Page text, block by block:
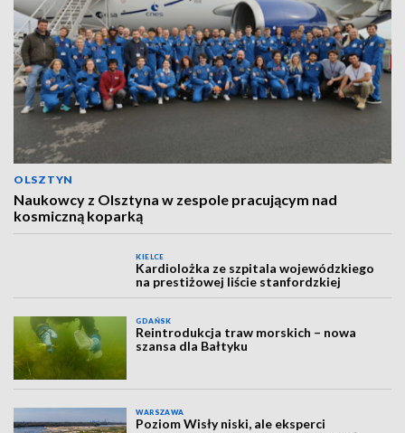
OLSZTYN
Naukowcy z Olsztyna w zespole pracującym nad
kosmiczną koparką
KIELCE
Kardiolożka ze szpitala wojewódzkiego
na prestiżowej liście stanfordzkiej
GDAŃSK
szansa dla Bałtyku